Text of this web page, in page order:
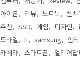
아이폰
리뷰 노트북 벤
추천
SSD 게임 디자인
모바일
It samsung
인
카메라
스마트폰 얼리어답